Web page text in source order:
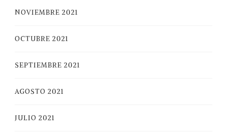
NOVIEMBRE 2021
OCTUBRE 2021
SEPTIEMBRE 2021
AGOSTO 2021
JULIO 2021